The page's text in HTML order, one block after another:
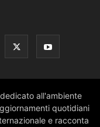
all'ambiente
quotidiani
e racconta